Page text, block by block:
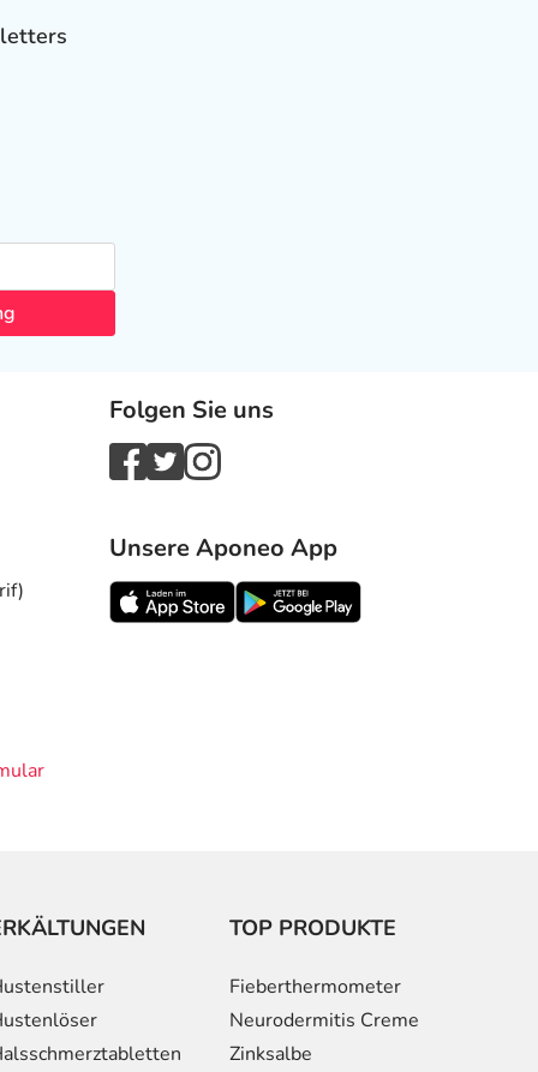
Folgen Sie uns
Unsere Aponeo App
TOP PRODUKTE
Fieberthermometer
Neurodermitis Creme
Zinksalbe